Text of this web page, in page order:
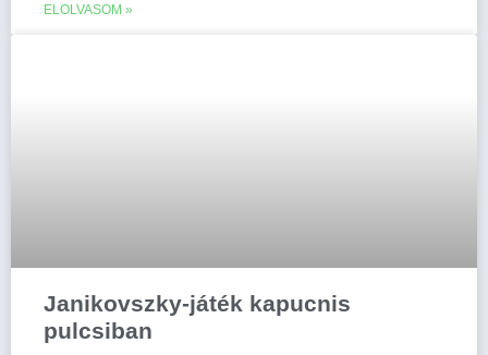
ELOLVASOM »
Janikovszky-játék kapucnis
pulcsiban